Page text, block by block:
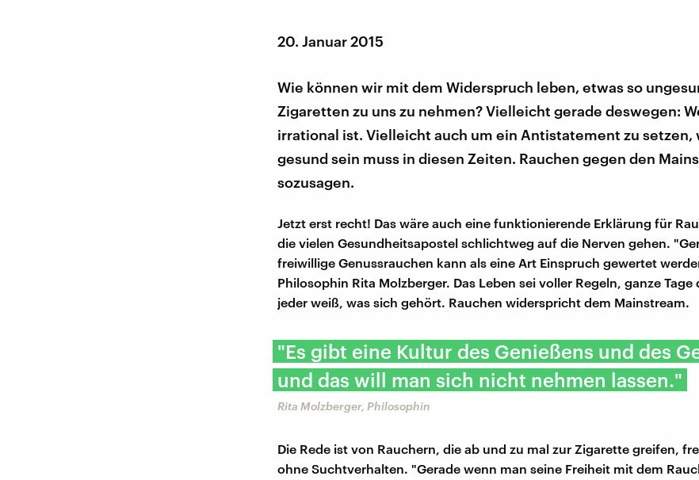
20. Januar 2015
Wie können wir mit dem Widerspruch leben, etwas so
Zigaretten zu uns zu nehmen? Vielleicht gerade deswegen:
irrational ist. Vielleicht auch um ein Antistatement zu setzen,
gesund sein muss in diesen Zeiten. Rauchen gegen den
sozusagen.
Jetzt erst recht! Das wäre auch eine funktionierende Erklärung für
die vielen Gesundheitsapostel schlichtweg auf die Nerven gehen.
freiwillige Genussrauchen kann als eine Art Einspruch gewertet
Philosophin Rita Molzberger. Das Leben sei voller Regeln, ganze
jeder weiß, was sich gehört. Rauchen widerspricht dem Mainstream.
"Es gibt eine Kultur des Genießens und des
und das will man sich nicht nehmen lassen."
Rita Molzberger, Philosophin
Die Rede ist von Rauchern, die ab und zu mal zur Zigarette greifen,
ohne Suchtverhalten. "Gerade wenn man seine Freiheit mit dem